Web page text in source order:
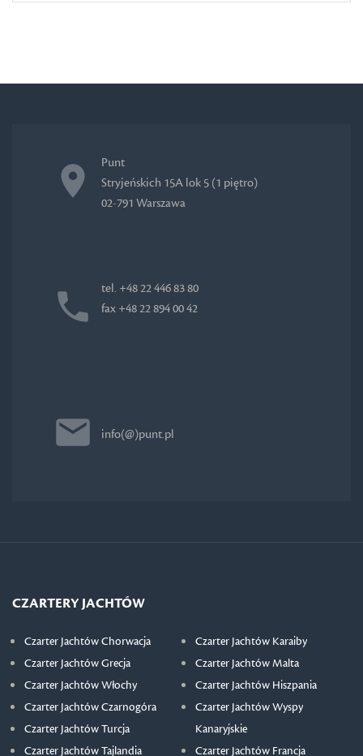
Punt
Stryjeńskich 15A lok 5 (1 piętro)
02-791 Warszawa
tel. +48 22 446 83 80
fax +48 22 894 00 42
info(@)punt.pl
CZARTERY JACHTÓW
Czarter Jachtów Chorwacja
Czarter Jachtów Grecja
Czarter Jachtów Włochy
Czarter Jachtów Czarnogóra
Czarter Jachtów Turcja
Czarter Jachtów Tajlandia
Czarter Jachtów Karaiby
Czarter Jachtów Malta
Czarter Jachtów Hiszpania
Czarter Jachtów Wyspy
Kanaryjskie
Czarter Jachtów Francja